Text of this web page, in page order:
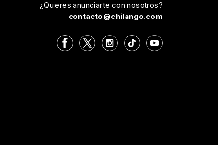
¿Quieres anunciarte con nosotros?
contacto@chilango.com